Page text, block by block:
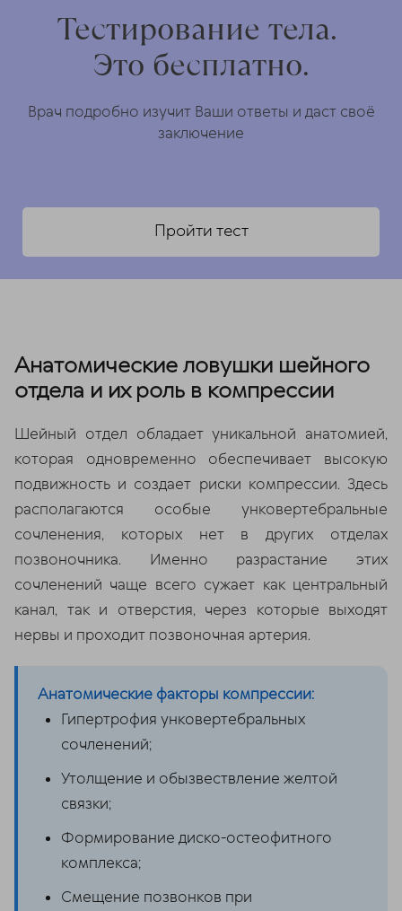
Тестирование тела.
Это бесплатно.
Врач подробно изучит Ваши ответы и даст своё
заключение
Пройти тест
Анатомические ловушки шейного
отдела и их роль в компрессии
Шейный отдел обладает уникальной анатомией,
которая одновременно обеспечивает высокую
подвижность и создает риски компрессии. Здесь
располагаются особые унковертебральные
сочленения, которых нет в других отделах
позвоночника. Именно разрастание этих
сочленений чаще всего сужает как центральный
канал, так и отверстия, через которые выходят
нервы и проходит позвоночная артерия.
Анатомические факторы компрессии:
Гипертрофия унковертебральных
сочленений;
Утолщение и обызвествление желтой
связки;
Формирование диско-остеофитного
комплекса;
Смещение позвонков при